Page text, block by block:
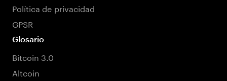
Política de privacidad
GPSR
Glosario
Bitcoin 3.0
Altcoin